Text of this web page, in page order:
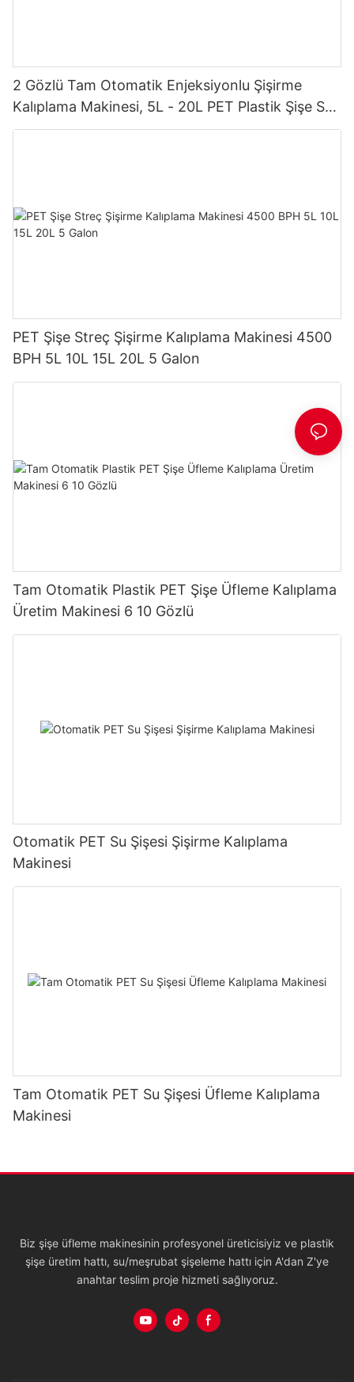
2 Gözlü Tam Otomatik Enjeksiyonlu Şişirme
Kalıplama Makinesi, 5L - 20L PET Plastik Şişe Su
Deposu İçin
PET Şişe Streç Şişirme Kalıplama Makinesi 4500
BPH 5L 10L 15L 20L 5 Galon
Tam Otomatik Plastik PET Şişe Üfleme Kalıplama
Üretim Makinesi 6 10 Gözlü
Otomatik PET Su Şişesi Şişirme Kalıplama
Makinesi
Tam Otomatik PET Su Şişesi Üfleme Kalıplama
Makinesi
Biz şişe üfleme makinesinin profesyonel üreticisiyiz ve plastik
şişe üretim hattı, su/meşrubat şişeleme hattı için A'dan Z'ye
anahtar teslim proje hizmeti sağlıyoruz.